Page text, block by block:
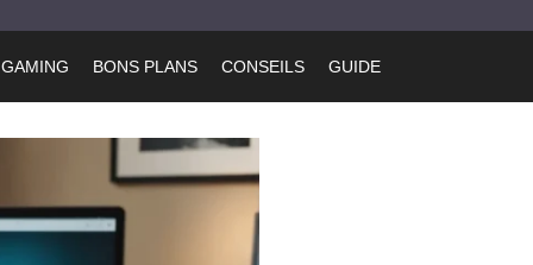
GAMING BONS PLANS CONSEILS GUIDE